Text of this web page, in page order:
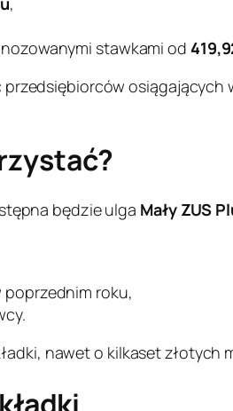
stawkami od
będzie ulga Mały ZUS
poprzednim roku,
nawet o kilkaset złotych